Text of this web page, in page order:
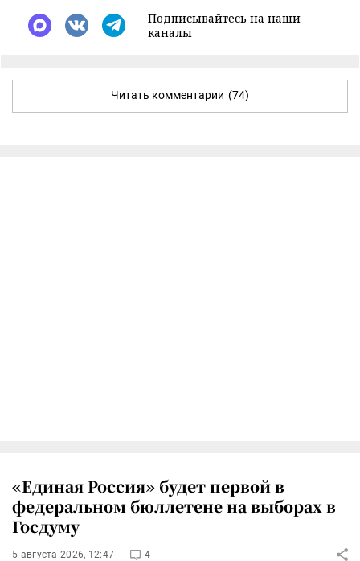
Подписывайтесь на наши
каналы
Читать комментарии (74)
«Единая Россия» будет первой в
федеральном бюллетене на выборах в
Госдуму
5 августа 2026, 12:47 4